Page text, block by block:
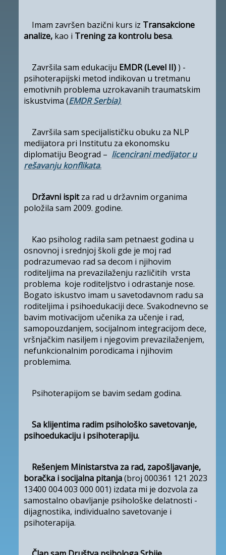
Imam završen bazični kurs iz Transakcione
analize, kao i Trening za kontrolu besa.
Završila sam edukaciju EMDR (Level II)) -
psihoterapijski metod indikovan u tretmanu
emotivnih problema uzrokavanih traumatskim
iskustvima (EMDR Serbia).
Završila sam specijalističku obuku za NLP
medijatora pri Institutu za ekonomsku
diplomatiju Beograd – licencirani medijator u
rešavanju konflikata.
Državni ispitza rad u državnim organima
položila sam 2009. godine.
Kao psiholog radila sam petnaest godina u
osnovnoj i srednjoj školi gde je moj rad
podrazumevao rad sa decom i njihovim
roditeljima na prevazilaženju različitih vrsta
problema koje roditeljstvo i odrastanje nose.
Bogato iskustvo imam u savetodavnom radu sa
roditeljima i psihoedukaciji dece. Svakodnevno se
bavim motivacijom učenika za učenje i rad,
samopouzdanjem, socijalnom integracijom dece,
vršnjačkim nasiljem i njegovim prevazilaženjem,
nefunkcionalnim porodicama i njihovim
problemima.
Psihoterapijom se bavim sedam godina.
Sa klijentima radim psihološko savetovanje,
psihoedukaciju i psihoterapiju.
Rešenjem Ministarstva za rad, zapošljavanje,
boračka i socijalna pitanja(broj 000361 121 2023
13400 004 003 000 001) izdata mi je dozvola za
samostalno obavljanje psihološke delatnosti -
dijagnostika, individualno savetovanje i
psihoterapija.